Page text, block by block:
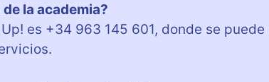
la academia?
es +34 963 145 601, donde se